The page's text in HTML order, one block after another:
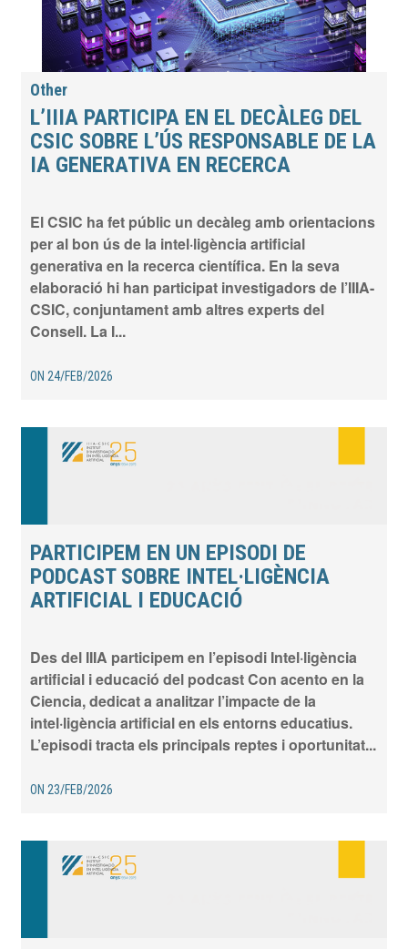
Other
L’IIIA PARTICIPA EN EL DECÀLEG DEL
CSIC SOBRE L’ÚS RESPONSABLE DE LA
IA GENERATIVA EN RECERCA
El CSIC ha fet públic un decàleg amb orientacions
per al bon ús de la intel·ligència artificial
generativa en la recerca científica. En la seva
elaboració hi han participat investigadors de l’IIIA-
CSIC, conjuntament amb altres experts del
Consell. La I...
ON 24/FEB/2026
PARTICIPEM EN UN EPISODI DE
PODCAST SOBRE INTEL·LIGÈNCIA
ARTIFICIAL I EDUCACIÓ
Des del IIIA participem en l’episodi Intel·ligència
artificial i educació del podcast Con acento en la
Ciencia, dedicat a analitzar l’impacte de la
intel·ligència artificial en els entorns educatius.
L’episodi tracta els principals reptes i oportunitat...
ON 23/FEB/2026